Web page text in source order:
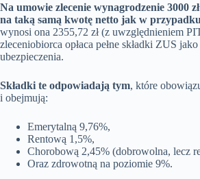
Na umowie zlecenie wynagrodzenie 3000
na taką samą kwotę netto jak w
wynosi ona 2355,72 zł (z uwzględnieniem
zleceniobiorca opłaca pełne składki ZUS
ubezpieczenia.
Składki te odpowiadają tym, które
i obejmują:
Emerytalną 9,76%,
Rentową 1,5%,
Chorobową 2,45% (dobrowolna, lecz
Oraz zdrowotną na poziomie 9%.